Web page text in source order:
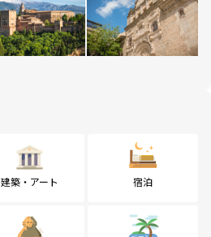
建築・アート 宿泊